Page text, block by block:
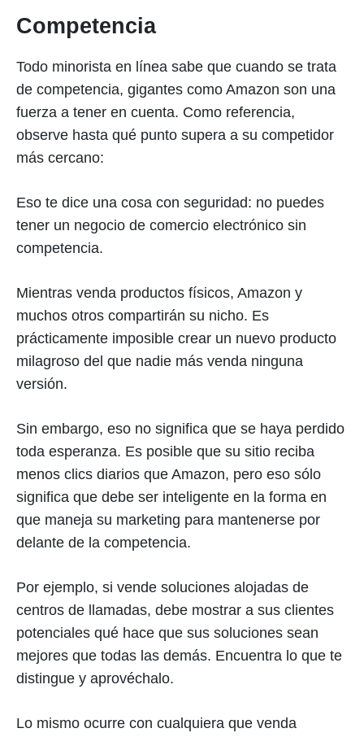
Competencia
Todo minorista en línea sabe que cuando se trata
de competencia, gigantes como Amazon son una
fuerza a tener en cuenta. Como referencia,
observe hasta qué punto supera a su competidor
más cercano:
Eso te dice una cosa con seguridad: no puedes
tener un negocio de comercio electrónico sin
competencia.
Mientras venda productos físicos, Amazon y
muchos otros compartirán su nicho. Es
prácticamente imposible crear un nuevo producto
milagroso del que nadie más venda ninguna
versión.
Sin embargo, eso no significa que se haya perdido
toda esperanza. Es posible que su sitio reciba
menos clics diarios que Amazon, pero eso sólo
significa que debe ser inteligente en la forma en
que maneja su marketing para mantenerse por
delante de la competencia.
Por ejemplo, si vende soluciones alojadas de
centros de llamadas, debe mostrar a sus clientes
potenciales qué hace que sus soluciones sean
mejores que todas las demás. Encuentra lo que te
distingue y aprovéchalo.
Lo mismo ocurre con cualquiera que venda